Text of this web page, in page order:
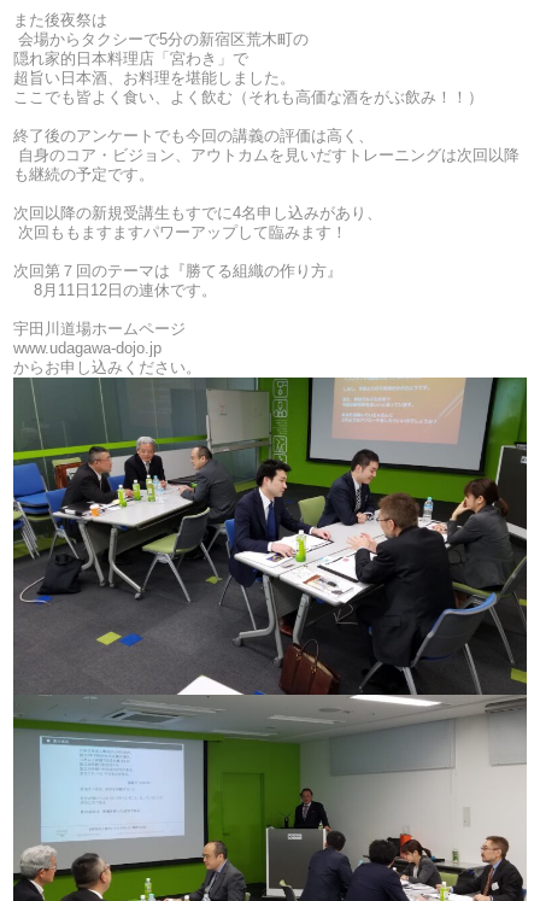
また後夜祭は
会場からタクシーで5分の新宿区荒木町の
隠れ家的日本料理店「宮わき」で
超旨い日本酒、お料理を堪能しました。
ここでも皆よく食い、よく飲む（それも高価な酒をがぶ飲み！！）
終了後のアンケートでも今回の講義の評価は高く、
自身のコア・ビジョン、アウトカムを見いだすトレーニングは次回以降
も継続の予定です。
次回以降の新規受講生もすでに4名申し込みがあり、
次回ももますますパワーアップして臨みます！
次回第７回のテーマは『勝てる組織の作り方』
8月11日12日の連休です。
宇田川道場ホームページ
www.udagawa-dojo.jp
からお申し込みください。